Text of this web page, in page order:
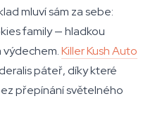
mluví sám za sebe:
family — hladkou
výdechem.Killer Kush Auto
páteř, díky které
přepínání světelného